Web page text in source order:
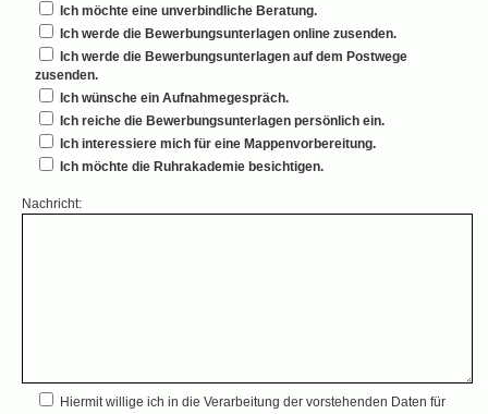
Ich möchte eine unverbindliche Beratung.
Ich werde die Bewerbungsunterlagen online zusenden.
Ich werde die Bewerbungsunterlagen auf dem Postwege
zusenden.
Ich wünsche ein Aufnahmegespräch.
Ich reiche die Bewerbungsunterlagen persönlich ein.
Ich interessiere mich für eine Mappenvorbereitung.
Ich möchte die Ruhrakademie besichtigen.
Nachricht:
Hiermit willige ich in die Verarbeitung der vorstehenden Daten für